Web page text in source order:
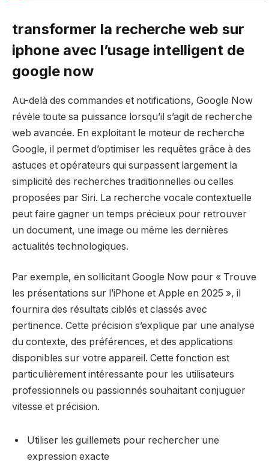
transformer la recherche web sur
iphone avec l’usage intelligent de
google now
Au-delà des commandes et notifications, Google Now
révèle toute sa puissance lorsqu’il s’agit de recherche
web avancée. En exploitant le moteur de recherche
Google, il permet d’optimiser les requêtes grâce à des
astuces et opérateurs qui surpassent largement la
simplicité des recherches traditionnelles ou celles
proposées par Siri. La recherche vocale contextuelle
peut faire gagner un temps précieux pour retrouver
un document, une image ou même les dernières
actualités technologiques.
Par exemple, en sollicitant Google Now pour « Trouve
les présentations sur l’iPhone et Apple en 2025 », il
fournira des résultats ciblés et classés avec
pertinence. Cette précision s’explique par une analyse
du contexte, des préférences, et des applications
disponibles sur votre appareil. Cette fonction est
particulièrement intéressante pour les utilisateurs
professionnels ou passionnés souhaitant conjuguer
vitesse et précision.
Utiliser les guillemets pour rechercher une
expression exacte